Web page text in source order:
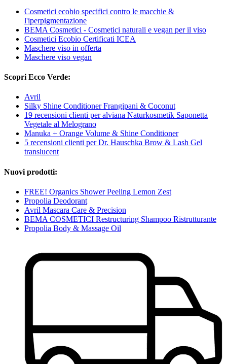
Cosmetici ecobio specifici contro le macchie &
l'iperpigmentazione
BEMA Cosmetici - Cosmetici naturali e vegan per il viso
Cosmetici Ecobio Certificati ICEA
Maschere viso in offerta
Maschere viso vegan
Scopri Ecco Verde:
Avril
Silky Shine Conditioner Frangipani & Coconut
19 recensioni clienti per alviana Naturkosmetik Saponetta
Vegetale al Melograno
Manuka + Orange Volume & Shine Conditioner
5 recensioni clienti per Dr. Hauschka Brow & Lash Gel
translucent
Nuovi prodotti:
FREE! Organics Shower Peeling Lemon Zest
Propolia Deodorant
Avril Mascara Care & Precision
BEMA COSMETICI Restructuring Shampoo Ristrutturante
Propolia Body & Massage Oil